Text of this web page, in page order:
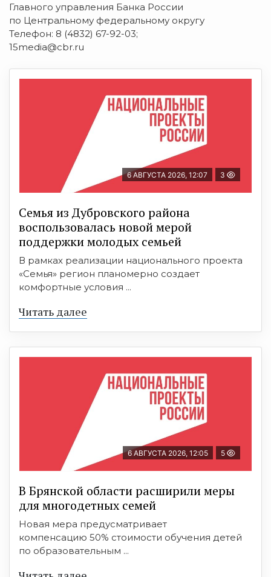
Главного управления Банка России
по Центральному федеральному округу
Телефон: 8 (4832) 67-92-03;
15media@cbr.ru
6 АВГУСТА 2026, 12:07 3
Семья из Дубровского района
воспользовалась новой мерой
поддержки молодых семьей
В рамках реализации национального проекта
«Семья» регион планомерно создает
комфортные условия ...
Читать далее
6 АВГУСТА 2026, 12:05 5
В Брянской области расширили меры
для многодетных семей
Новая мера предусматривает
компенсацию 50% стоимости обучения детей
по образовательным ...